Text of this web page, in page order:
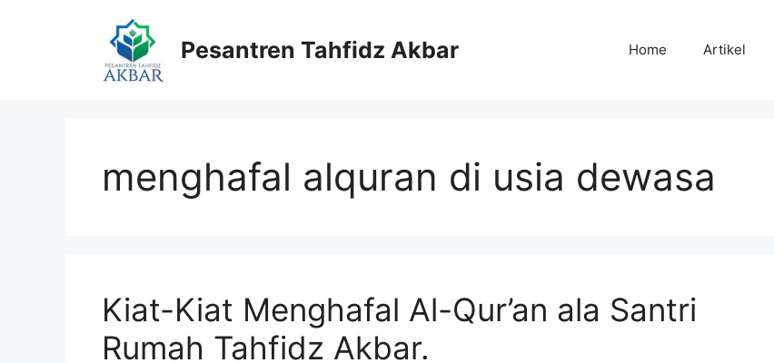
Pesantren Tahfidz Akbar Home Artikel
menghafal alquran di usia dewasa
Kiat-Kiat Menghafal Al-Qur’an ala Santri
Rumah Tahfidz Akbar.